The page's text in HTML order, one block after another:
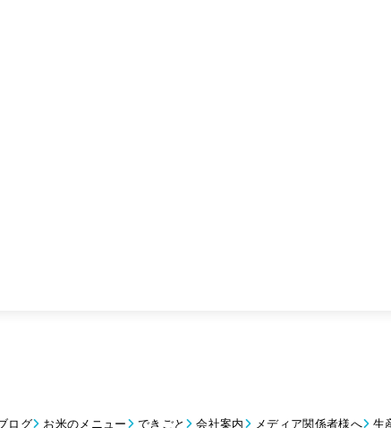
ログ お米のメニュー できごと 会社案内 メディア関係者様へ 生